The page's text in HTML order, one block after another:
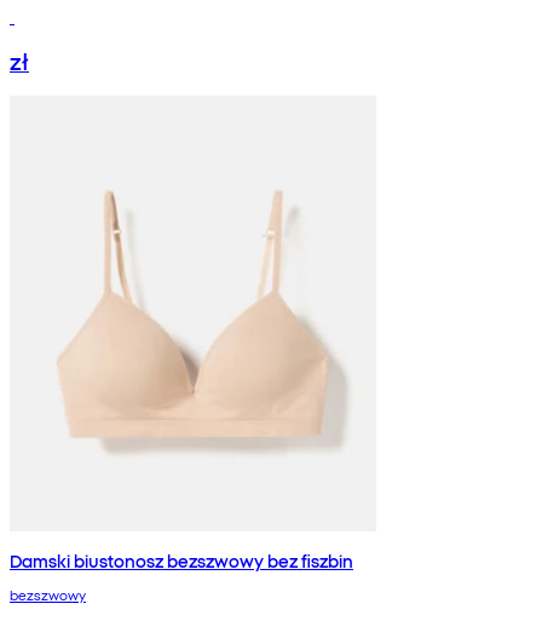
zł
Damski biustonosz bezszwowy bez fiszbin
bezszwowy